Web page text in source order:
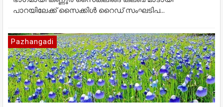
പാറയിലേക്ക് സൈക്കിള്‍ റൈഡ് സംഘടിപ...
Pazhangadi